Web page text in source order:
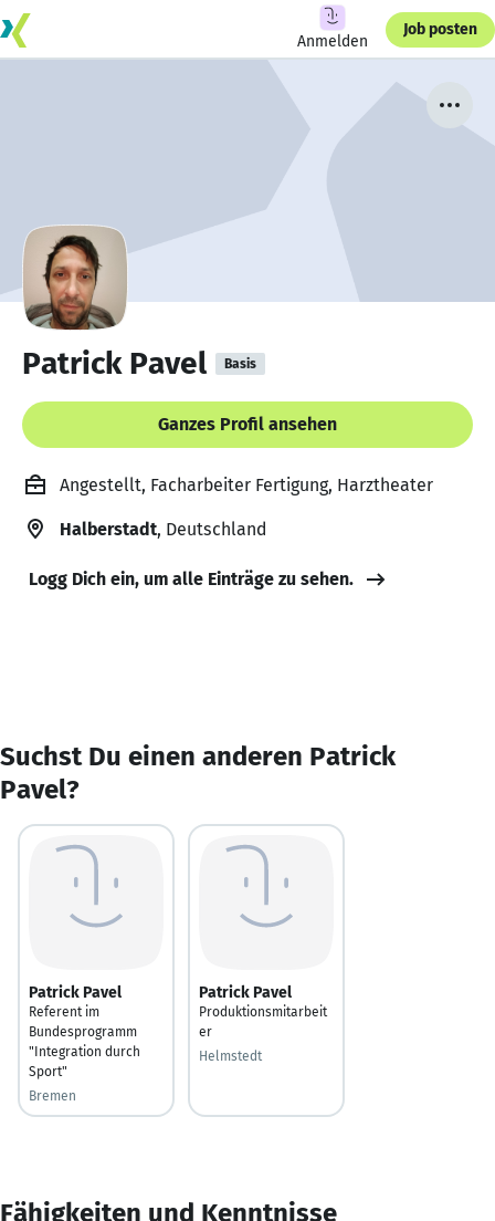
Anmelden
Job posten
Patrick Pavel Basis
Ganzes Profil ansehen
Angestellt, Facharbeiter Fertigung, Harztheater
Halberstadt, Deutschland
Logg Dich ein, um alle Einträge zu sehen.
Suchst Du einen anderen Patrick
Pavel?
Patrick Pavel
Referent im
Bundesprogramm
"Integration durch
Sport"
Bremen
Patrick Pavel
Produktionsmitarbeit
er
Helmstedt
Fähigkeiten und Kenntnisse